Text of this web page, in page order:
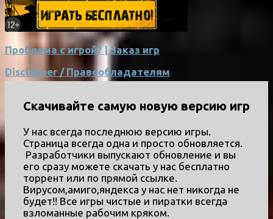
Проблема с игрой? | Заказ игр
Disclaimer / Правообладателям
Скачивайте самую новую версию игр
У нас всегда последнюю версию игры.
Страница всегда одна и просто обновляется.
Разработчики выпускают обновление и вы
его сразу можете скачать у нас бесплатно
торрент или по прямой ссылке.
Вирусом,амиго,яндекса у нас нет никогда не
будет!! Все игры чистые и пиратки всегда
взломанные рабочим кряком.